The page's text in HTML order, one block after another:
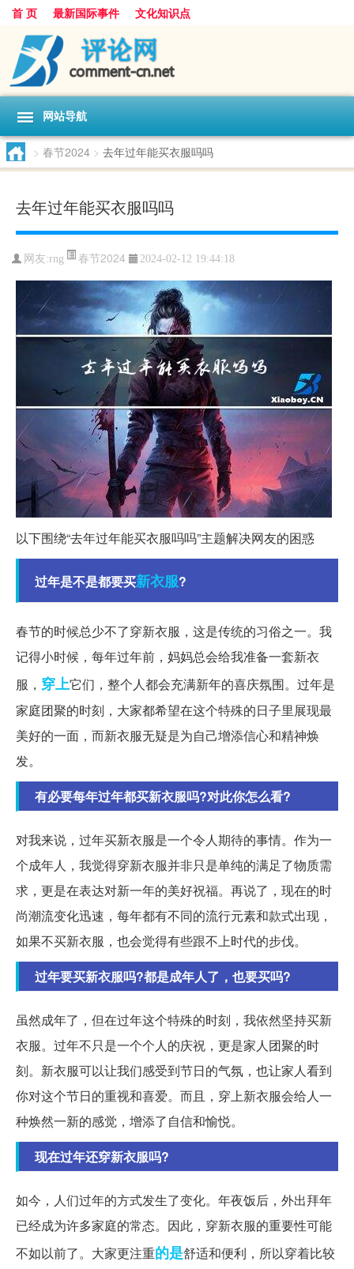
首 页 最新国际事件 文化知识点
网站导航
> 春节2024 > 去年过年能买衣服吗吗
去年过年能买衣服吗吗
网友:rng 春节2024 2024-02-12 19:44:18
以下围绕“去年过年能买衣服吗吗”主题解决网友的困惑
过年是不是都要买新衣服?
春节的时候总少不了穿新衣服，这是传统的习俗之一。我
记得小时候，每年过年前，妈妈总会给我准备一套新衣
服， 穿上它们，整个人都会充满新年的喜庆氛围。过年是
家庭团聚的时刻，大家都希望在这个特殊的日子里展现最
美好的一面，而新衣服无疑是为自己增添信心和精神焕
发。
有必要每年过年都买新衣服吗?对此你怎么看?
对我来说，过年买新衣服是一个令人期待的事情。作为一
个成年人，我觉得穿新衣服并非只是单纯的满足了物质需
求，更是在表达对新一年的美好祝福。再说了，现在的时
尚潮流变化迅速，每年都有不同的流行元素和款式出现，
如果不买新衣服，也会觉得有些跟不上时代的步伐。
过年要买新衣服吗?都是成年人了，也要买吗?
虽然成年了，但在过年这个特殊的时刻，我依然坚持买新
衣服。过年不只是一个个人的庆祝，更是家人团聚的时
刻。新衣服可以让我们感受到节日的气氛，也让家人看到
你对这个节日的重视和喜爱。而且，穿上新衣服会给人一
种焕然一新的感觉，增添了自信和愉悦。
现在过年还穿新衣服吗?
如今，人们过年的方式发生了变化。年夜饭后，外出拜年
已经成为许多家庭的常态。因此，穿新衣服的重要性可能
不如以前了。大家更注重的是舒适和便利，所以穿着比较